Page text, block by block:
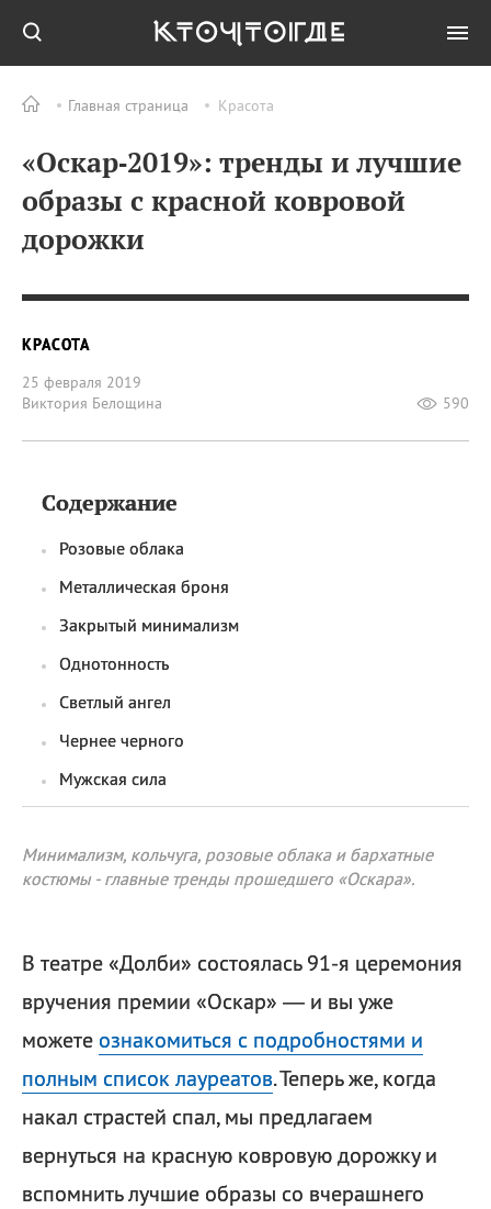
Главная страница Красота
«Оскар‑2019»: тренды и лучшие
образы с красной ковровой
дорожки
КРАСОТА
25 февраля 2019
Виктория Белощина
590
Содержание
Розовые облака
Металлическая броня
Закрытый минимализм
Однотонность
Светлый ангел
Чернее черного
Мужская сила
Минимализм, кольчуга, розовые облака и бархатные
костюмы - главные тренды прошедшего «Оскара».
В театре «Долби» состоялась 91-я церемония
вручения премии «Оскар» — и вы уже
можете ознакомиться с подробностями и
полным список лауреатов. Теперь же, когда
накал страстей спал, мы предлагаем
вернуться на красную ковровую дорожку и
вспомнить лучшие образы со вчерашнего